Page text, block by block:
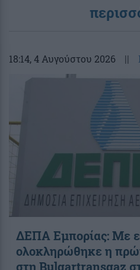
18:14, 4 Αυγούστου 2026 ||
ΔΕΠΑ Εμπορίας: Με
ολοκληρώθηκε η
στη Bulgartransgaz